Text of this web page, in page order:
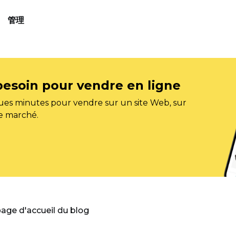
管理
pour vendre en ligne
minutes pour vendre sur un site Web, sur
marché.
d'accueil du blog